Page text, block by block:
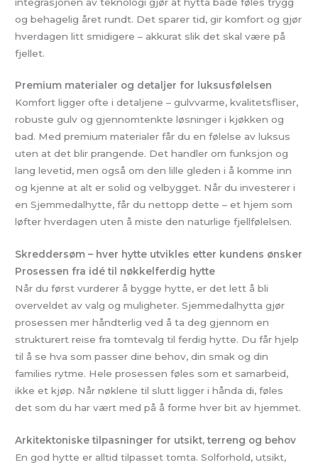
og behagelig året rundt. Det sparer tid, gir komfort og gjør
hverdagen litt smidigere – akkurat slik det skal være på
fjellet.
Premium materialer og detaljer for luksusfølelsen
Komfort ligger ofte i detaljene – gulvvarme, kvalitetsfliser,
robuste gulv og gjennomtenkte løsninger i kjøkken og
bad. Med premium materialer får du en følelse av luksus
uten at det blir prangende. Det handler om funksjon og
lang levetid, men også om den lille gleden i å komme inn
og kjenne at alt er solid og velbygget. Når du investerer i
en Sjemmedalhytte, får du nettopp dette – et hjem som
løfter hverdagen uten å miste den naturlige fjellfølelsen.
Skreddersøm – hver hytte utvikles etter kundens ønsker
Prosessen fra idé til nøkkelferdig hytte
Når du først vurderer å bygge hytte, er det lett å bli
overveldet av valg og muligheter. Sjemmedalhytta gjør
prosessen mer håndterlig ved å ta deg gjennom en
strukturert reise fra tomtevalg til ferdig hytte. Du får hjelp
til å se hva som passer dine behov, din smak og din
families rytme. Hele prosessen føles som et samarbeid,
ikke et kjøp. Når nøklene til slutt ligger i hånda di, føles
det som du har vært med på å forme hver bit av hjemmet.
Arkitektoniske tilpasninger for utsikt, terreng og behov
En god hytte er alltid tilpasset tomta. Solforhold, utsikt,